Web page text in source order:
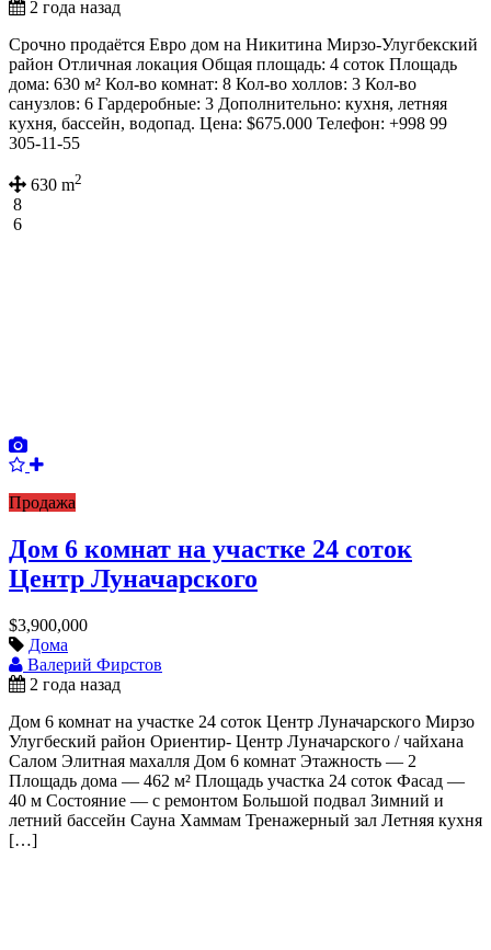
2 года назад
Срочно продаётся Евро дом на Никитина Мирзо-Улугбекский
район Отличная локация Общая площадь: 4 соток Площадь
дома: 630 м² Кол-во комнат: 8 Кол-во холлов: 3 Кол-во
санузлов: 6 Гардеробные: 3 Дополнительно: кухня, летняя
кухня, бассейн, водопад. Цена: $675.000 Телефон: +998 99
305-11-55
630 m2
8
6
Продажа
Дом 6 комнат на участке 24 соток
Центр Луначарского
$3,900,000
Дома
Валерий Фирстов
2 года назад
Дом 6 комнат на участке 24 соток Центр Луначарского Мирзо
Улугбеский район Ориентир- Центр Луначарского / чайхана
Салом Элитная махалля Дом 6 комнат Этажность — 2
Площадь дома — 462 м² Площадь участка 24 соток Фасад —
40 м Состояние — с ремонтом Большой подвал Зимний и
летний бассейн Сауна Хаммам Тренажерный зал Летняя кухня
[…]